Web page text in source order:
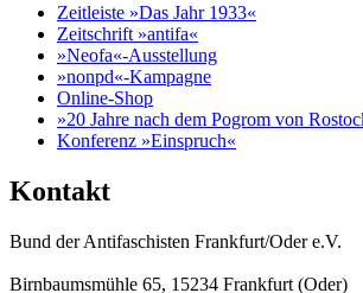
Zeitleiste »Das Jahr 1933«
Zeitschrift »antifa«
»Neofa«-Ausstellung
»nonpd«-Kampagne
Online-Shop
»20 Jahre nach dem Pogrom von
Konferenz »Einspruch«
Kontakt
Bund der Antifaschisten Frankfurt/Oder e.V.
Birnbaumsmühle 65, 15234 Frankfurt (Oder)